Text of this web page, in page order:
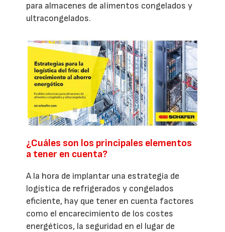
para almacenes de alimentos congelados y
ultracongelados.
¿Cuáles son los principales elementos
a tener en cuenta?
A la hora de implantar una estrategia de
logística de refrigerados y congelados
eficiente, hay que tener en cuenta factores
como el encarecimiento de los costes
energéticos, la seguridad en el lugar de